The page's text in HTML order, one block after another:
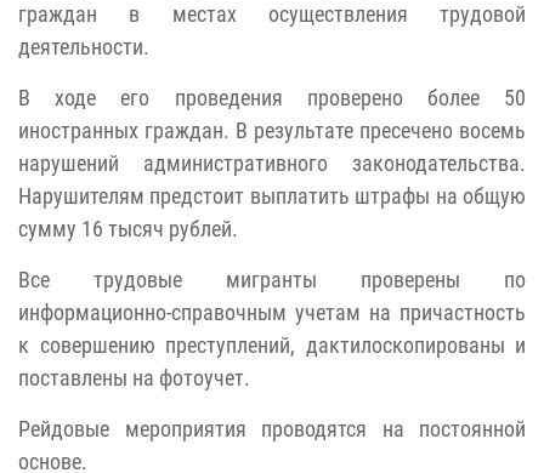
граждан в местах осуществления трудовой
деятельности.
В ходе его проведения проверено более 50
иностранных граждан. В результате пресечено восемь
нарушений административного законодательства.
Нарушителям предстоит выплатить штрафы на общую
сумму 16 тысяч рублей.
Все трудовые мигранты проверены по
информационно-справочным учетам на причастность
к совершению преступлений, дактилоскопированы и
поставлены на фотоучет.
Рейдовые мероприятия проводятся на постоянной
основе.